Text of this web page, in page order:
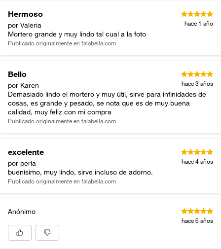
Hermoso
por Valeria hace 1 año
Mortero grande y muy lindo tal cual a la foto
Publicado originalmente en falabella.com
Bello
por Karen hace 3 años
Demasiado lindo el mortero y muy útil, sirve para infinidades de
cosas, es grande y pesado, se nota que es de muy buena
calidad, muy feliz con mi compra
Publicado originalmente en falabella.com
excelente
por perla hace 4 años
buenísimo, muy lindo, sirve incluso de adorno.
Publicado originalmente en falabella.com
Anónimo
hace 6 años